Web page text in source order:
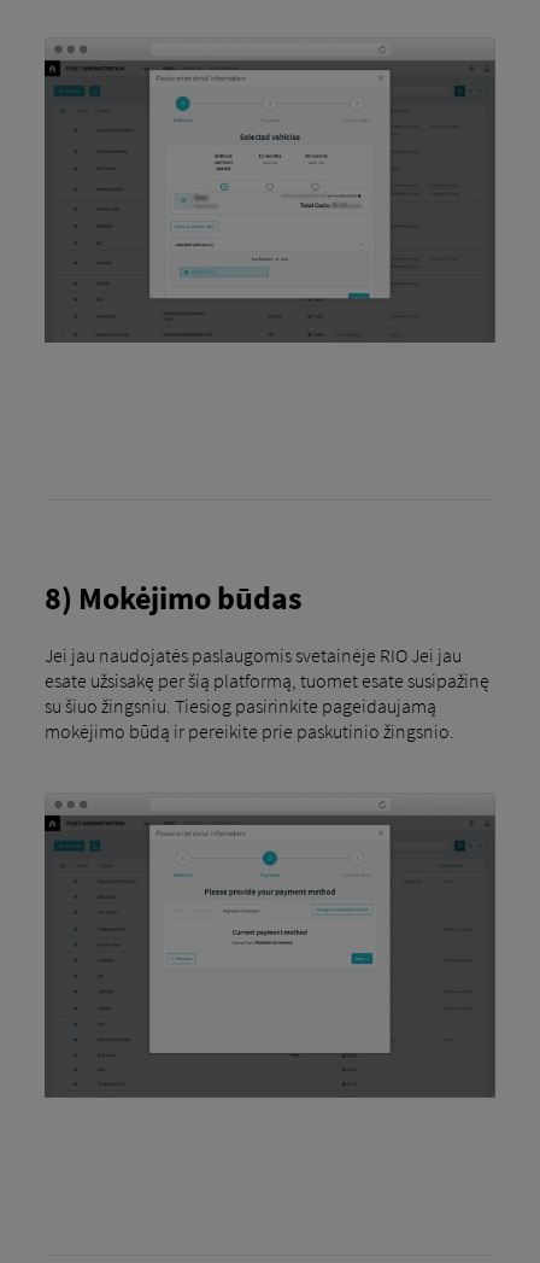
8) Mokėjimo būdas
Jei jau naudojatės paslaugomis svetainėje RIO Jei jau
esate užsisakę per šią platformą, tuomet esate susipažinę
su šiuo žingsniu. Tiesiog pasirinkite pageidaujamą
mokėjimo būdą ir pereikite prie paskutinio žingsnio.